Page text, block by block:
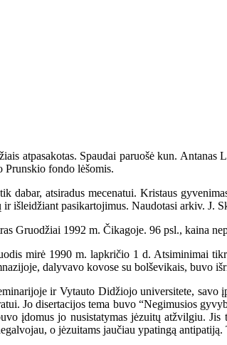
atpasakotas. Spaudai paruošė kun.
Prunskio fondo lėšomis.
dabar, atsiradus mecenatui. Kristaus
išleidžiant pasikartojimus. Naudotasi arkiv. J.
Gruodžiai 1992 m. Čikagoje. 96 psl., kaina
mirė 1990 m. lapkričio 1 d. Atsiminimai
dalyvavo kovose su bolševikais, buvo
ir Vytauto Didžiojo universitete,
Jo disertacijos tema buvo “Negimusios
įdomus jo nusistatymas jėzuitų atžvilgiu.
o jėzuitams jaučiau ypatingą